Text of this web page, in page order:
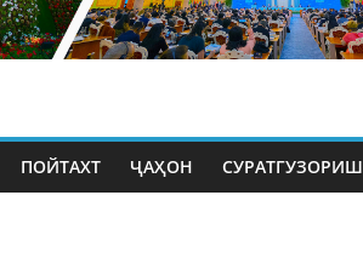
ПОЙТАХТ ҶАҲОН СУРАТГУЗОРИШ